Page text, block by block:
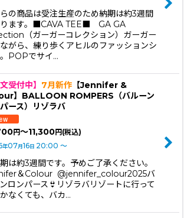
の商品は受注生産のため納期は約3週間
ります。■CAVA TEE■ GA GA
（ガーガーコレクション）ガーガー
がら、練り歩くアヒルのファッションシ
。POPでサイ…
文受付中】 7月新作 【Jennifer &
】BALLOON ROMPERS（バルーン
ース）リゾラバ
円～11,300円 (税込)
年07月16日 20:00 ～
は約3週間です。予めご了承ください。
＆Colour @jennifer_colour2025バ
ロンパース👙リゾラバリゾートに行って
なくても、バカ…